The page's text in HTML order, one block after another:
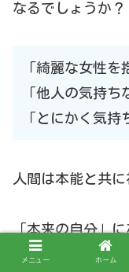
なるでしょうか？
「綺麗な女性を
「他人の気持ち
「とにかく気持
人間は本能と共
「本来の自分」
なく支配欲や承
メニュー ホーム